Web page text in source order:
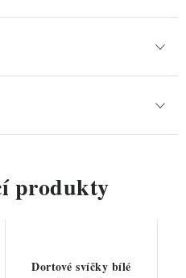
produkty
Dortové svíčky bílé